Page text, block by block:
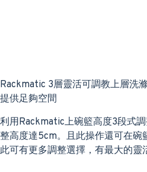
Rackmatic 3層靈活可調教上層洗
提供足夠空間
利用Rackmatic上碗籃高度3段式
整高度達5cm。且此操作還可在碗
此可有更多調整選擇，有最大的靈